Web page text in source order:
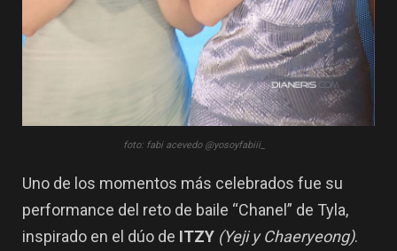
foto: fabi acevedo @yosoyfabiii_
Uno de los momentos más celebrados fue su
performance del reto de baile “Chanel ” de Tyla,
inspirado en el dúo de ITZY (Yeji y Chaeryeong).